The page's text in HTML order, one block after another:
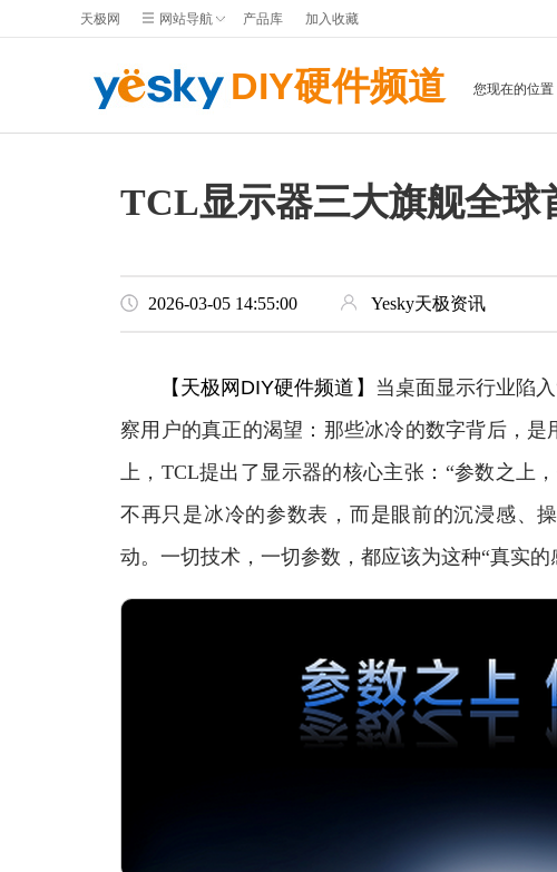
天极网 网站导航 产品库 加入收藏
DIY硬件频道 您现在的位置
TCL显示器三大旗舰全球
2026-03-05 14:55:00 Yesky天极资讯
【天极网DIY硬件频道】 当桌面显示行业陷
察用户的真正的渴望：那些冰冷的数字背后，
上，TCL提出了显示器的核心主张：“参数之上
不再只是冰冷的参数表，而是眼前的沉浸感、
动。一切技术，一切参数，都应该为这种“真实的